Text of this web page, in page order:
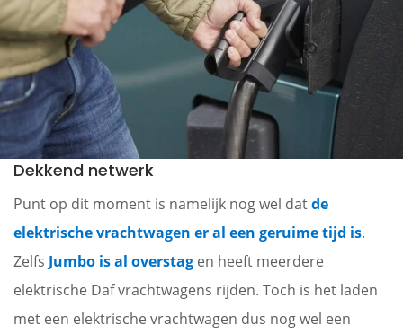
Dekkend netwerk
Punt op dit moment is namelijk nog wel datde
elektrische vrachtwagen er al een geruime tijd is.
Zelfs Jumbo is al overstag en heeft meerdere
elektrische Daf vrachtwagens rijden. Toch is het laden
met een elektrische vrachtwagen dus nog wel een